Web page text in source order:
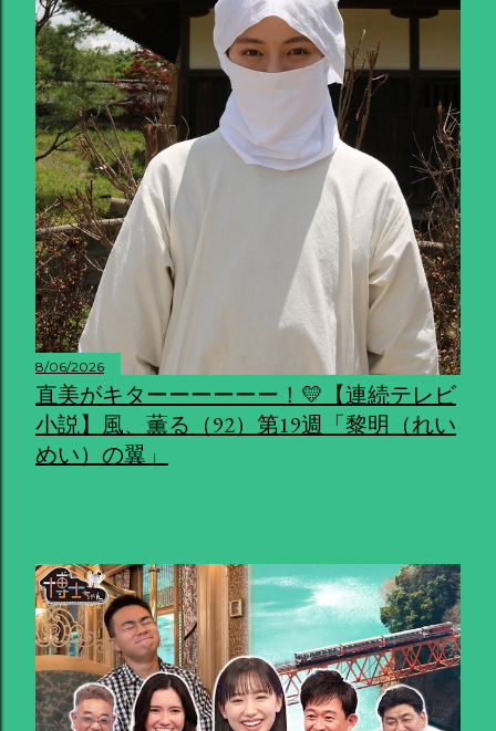
8/06/2026
直美がキターーーーーー！💛【連続テレビ
小説】風、薫る（92）第19週「黎明（れい
めい）の翼」